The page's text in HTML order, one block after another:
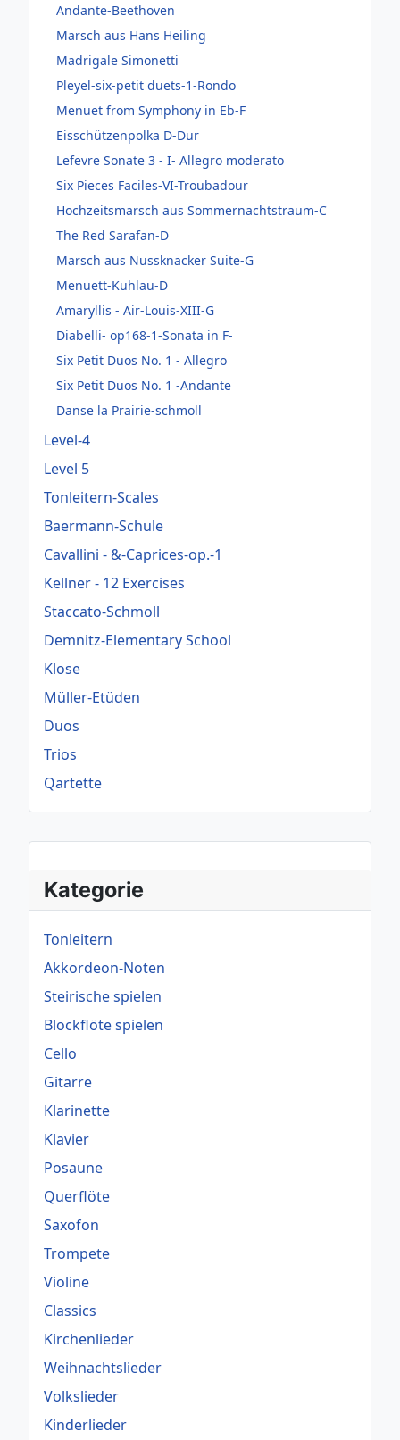
Kategorie
Tonleitern
Akkordeon-Noten
Steirische spielen
Blockflöte spielen
Cello
Gitarre
Klarinette
Klavier
Posaune
Querflöte
Saxofon
Trompete
Violine
Classics
Kirchenlieder
Weihnachtslieder
Volkslieder
Kinderlieder
Andante-Beethoven
Marsch aus Hans Heiling
Madrigale Simonetti
Pleyel-six-petit duets-1-Rondo
Menuet from Symphony in Eb-F
Eisschützenpolka D-Dur
Lefevre Sonate 3 - I- Allegro moderato
Six Pieces Faciles-VI-Troubadour
Hochzeitsmarsch aus Sommernachtstraum-C
The Red Sarafan-D
Marsch aus Nussknacker Suite-G
Menuett-Kuhlau-D
Amaryllis - Air-Louis-XIII-G
Diabelli- op168-1-Sonata in F-
Six Petit Duos No. 1 - Allegro
Six Petit Duos No. 1 -Andante
Danse la Prairie-schmoll
Level-4
Level 5
Tonleitern-Scales
Baermann-Schule
Cavallini - &-Caprices-op.-1
Kellner - 12 Exercises
Staccato-Schmoll
Demnitz-Elementary School
Klose
Müller-Etüden
Duos
Trios
Qartette